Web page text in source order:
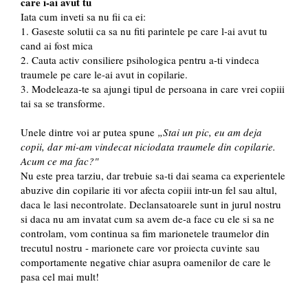
Iata cum inveti sa nu fii ca ei:
1. Gaseste solutii ca sa nu fiti parintele pe care l-ai avut tu
cand ai fost mica
2. Cauta activ consiliere psihologica pentru a-ti vindeca
traumele pe care le-ai avut in copilarie.
3. Modeleaza-te sa ajungi tipul de persoana in care vrei copiii
tai sa se transforme.
Unele dintre voi ar putea spune „Stai un pic, eu am deja
copii, dar mi-am vindecat niciodata traumele din copilarie.
Acum ce ma fac?"
Nu este prea tarziu, dar trebuie sa-ti dai seama ca experientele
abuzive din copilarie iti vor afecta copiii intr-un fel sau altul,
daca le lasi necontrolate. Declansatoarele sunt in jurul nostru
si daca nu am invatat cum sa avem de-a face cu ele si sa ne
controlam, vom continua sa fim marionetele traumelor din
trecutul nostru - marionete care vor proiecta cuvinte sau
comportamente negative chiar asupra oamenilor de care le
pasa cel mai mult!